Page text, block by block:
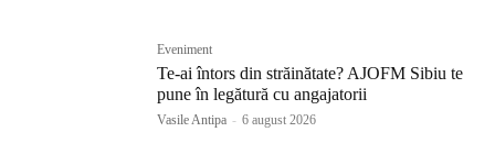
Eveniment
Te-ai întors din străinătate? AJOFM Sibiu te
pune în legătură cu angajatorii
Vasile Antipa - 6 august 2026